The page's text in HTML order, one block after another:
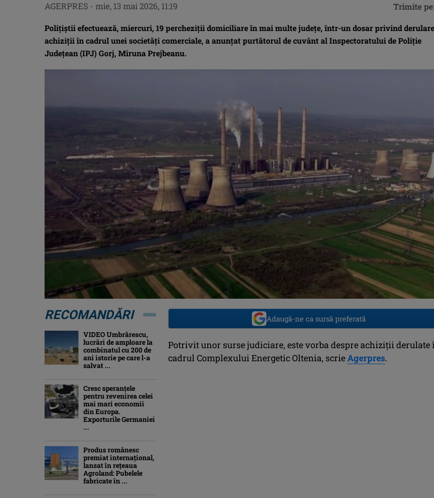
Poliţiştii efectuează, miercuri, 19 percheziţii domiciliare în mai multe judeţe, într-un dosar privind
achiziţii în cadrul unei societăţi comerciale, a anunţat purtătorul de cuvânt al Inspectoratului de Poliţie
Judeţean (IPJ) Gorj, Miruna Prejbeanu.
AGERPRES - mie, 13 mai 2026, 11:19 Trimite pe:
Adaugă-ne ca sursă preferată
Potrivit unor surse judiciare, este vorba despre achiziţii derulate
cadrul Complexului Energetic Oltenia, scrieAgerpres.
RECOMANDĂRI
VIDEO Umbrărescu,
lucrări de amploare la
combinatul cu 200 de
ani istorie pe care l-a
salvat ...
Cresc speranțele
pentru revenirea celei
mai mari economii
din Europa.
Exporturile Germaniei
...
Produs românesc
premiat internațional,
lansat în rețeaua
Agroland: Pubelele
fabricate în ...